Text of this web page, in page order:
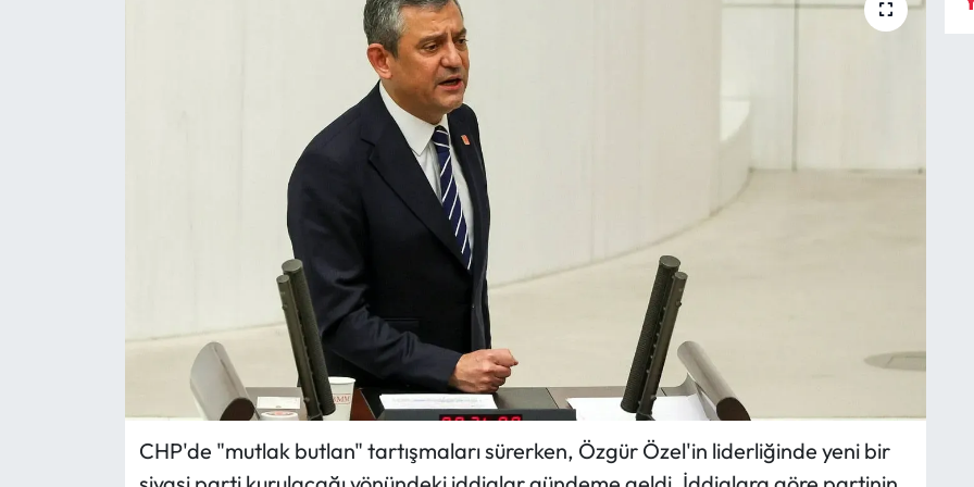
CHP'de "mutlak butlan" tartışmaları sürerken, Özgür Özel'in liderliğinde yeni bir
Laçin Haberleri